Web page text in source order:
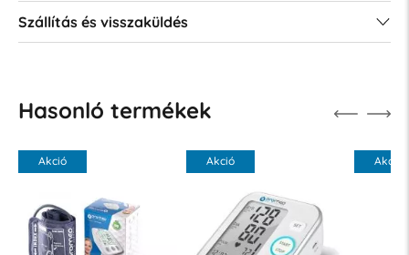
Szállítás és visszaküldés
Hasonló termékek
Akció Akció Akció